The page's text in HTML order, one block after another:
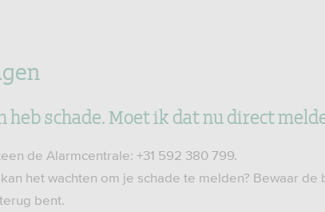
heb schade. Moet ik dat nu direct
de Alarmcentrale: +31 592 380 799.
het wachten om je schade te melden? Bewaar de
bent.